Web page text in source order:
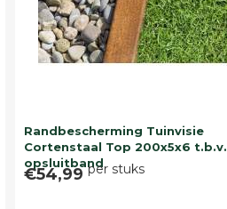
Randbescherming Tuinvisie
Cortenstaal Top 200x5x6 t.b.v.
opsluitband
€54,99 per stuks